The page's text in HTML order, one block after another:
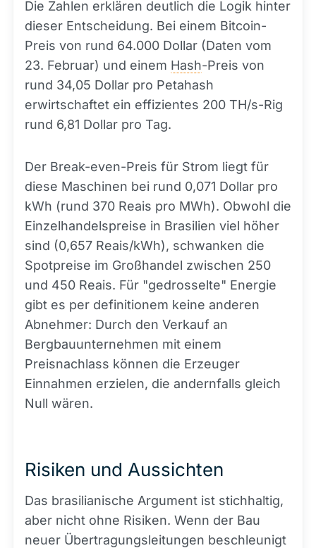
Die Zahlen erklären deutlich die Logik hinter
dieser Entscheidung. Bei einem Bitcoin-
Preis von rund 64.000 Dollar (Daten vom
23. Februar) und einem Hash-Preis von
rund 34,05 Dollar pro Petahash
erwirtschaftet ein effizientes 200 TH/s-Rig
rund 6,81 Dollar pro Tag.
Der Break-even-Preis für Strom liegt für
diese Maschinen bei rund 0,071 Dollar pro
kWh (rund 370 Reais pro MWh). Obwohl die
Einzelhandelspreise in Brasilien viel höher
sind (0,657 Reais/kWh), schwanken die
Spotpreise im Großhandel zwischen 250
und 450 Reais. Für "gedrosselte" Energie
gibt es per definitionem keine anderen
Abnehmer: Durch den Verkauf an
Bergbauunternehmen mit einem
Preisnachlass können die Erzeuger
Einnahmen erzielen, die andernfalls gleich
Null wären.
Risiken und Aussichten
Das brasilianische Argument ist stichhaltig,
aber nicht ohne Risiken. Wenn der Bau
neuer Übertragungsleitungen beschleunigt